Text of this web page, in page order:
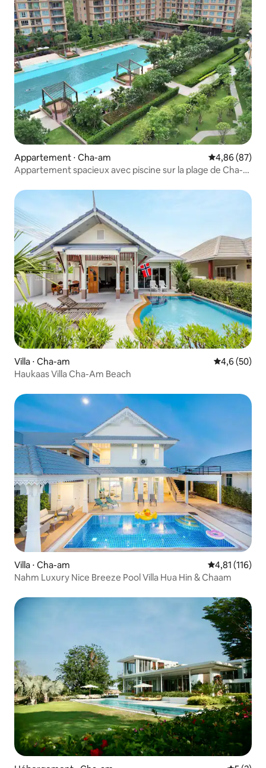
Appartement ⋅ Cha-am Évaluation
4,86 (87)
Appartement spacieux avec piscine sur la plage de Cha-
Villa ⋅ Cha-am Évaluation
4,6 (50)
Haukaas Villa Cha-Am Beach
Villa ⋅ Cha-am Évaluation
4,81 (116)
Nahm Luxury Nice Breeze Pool Villa Hua Hin & Chaam